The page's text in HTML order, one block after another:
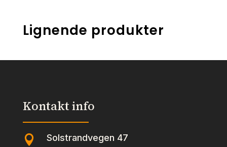
Lignende produkter
Kontakt info
 Solstrandvegen 47